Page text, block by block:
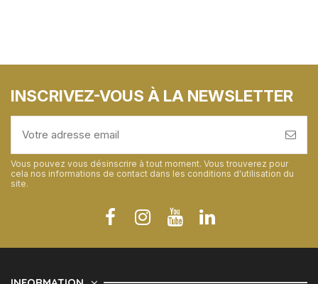
INSCRIVEZ-VOUS À LA NEWSLETTER
Vous pouvez vous désinscrire à tout moment. Vous trouverez pour
cela nos informations de contact dans les conditions d'utilisation du
site.